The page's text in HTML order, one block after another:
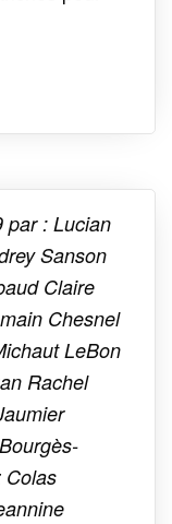
par : Lucian
Sanson
Claire
Chesnel
LeBon
Rachel
Colas